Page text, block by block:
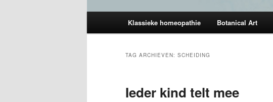
Klassieke homeopathie Botanical Art
TAG ARCHIEVEN: SCHEIDING
Ieder kind telt mee